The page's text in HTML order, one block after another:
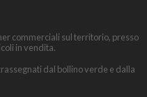
commerciali sul territorio, presso
in vendita.
dal bollino verde e dalla